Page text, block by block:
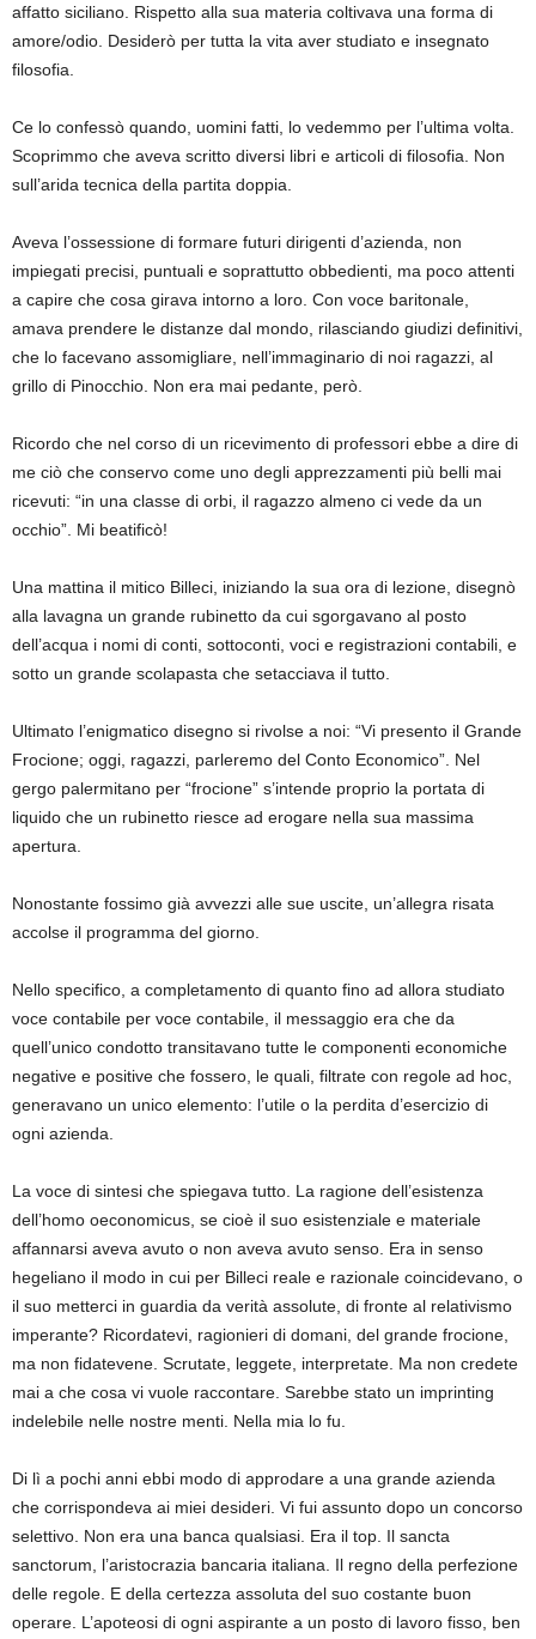
affatto siciliano. Rispetto alla sua materia coltivava una forma di
amore/odio. Desiderò per tutta la vita aver studiato e insegnato
filosofia.
Ce lo confessò quando, uomini fatti, lo vedemmo per l’ultima volta.
Scoprimmo che aveva scritto diversi libri e articoli di filosofia. Non
sull’arida tecnica della partita doppia.
Aveva l’ossessione di formare futuri dirigenti d’azienda, non
impiegati precisi, puntuali e soprattutto obbedienti, ma poco attenti
a capire che cosa girava intorno a loro. Con voce baritonale,
amava prendere le distanze dal mondo, rilasciando giudizi definitivi,
che lo facevano assomigliare, nell’immaginario di noi ragazzi, al
grillo di Pinocchio. Non era mai pedante, però.
Ricordo che nel corso di un ricevimento di professori ebbe a dire di
me ciò che conservo come uno degli apprezzamenti più belli mai
ricevuti: “in una classe di orbi, il ragazzo almeno ci vede da un
occhio”. Mi beatificò!
Una mattina il mitico Billeci, iniziando la sua ora di lezione, disegnò
alla lavagna un grande rubinetto da cui sgorgavano al posto
dell’acqua i nomi di conti, sottoconti, voci e registrazioni contabili, e
sotto un grande scolapasta che setacciava il tutto.
Ultimato l’enigmatico disegno si rivolse a noi: “Vi presento il Grande
Frocione; oggi, ragazzi, parleremo del Conto Economico”. Nel
gergo palermitano per “frocione” s’intende proprio la portata di
liquido che un rubinetto riesce ad erogare nella sua massima
apertura.
Nonostante fossimo già avvezzi alle sue uscite, un’allegra risata
accolse il programma del giorno.
Nello specifico, a completamento di quanto fino ad allora studiato
voce contabile per voce contabile, il messaggio era che da
quell’unico condotto transitavano tutte le componenti economiche
negative e positive che fossero, le quali, filtrate con regole ad hoc,
generavano un unico elemento: l’utile o la perdita d’esercizio di
ogni azienda.
La voce di sintesi che spiegava tutto. La ragione dell’esistenza
dell’homo oeconomicus, se cioè il suo esistenziale e materiale
affannarsi aveva avuto o non aveva avuto senso. Era in senso
hegeliano il modo in cui per Billeci reale e razionale coincidevano, o
il suo metterci in guardia da verità assolute, di fronte al relativismo
imperante? Ricordatevi, ragionieri di domani, del grande frocione,
ma non fidatevene. Scrutate, leggete, interpretate. Ma non credete
mai a che cosa vi vuole raccontare. Sarebbe stato un imprinting
indelebile nelle nostre menti. Nella mia lo fu.
Di lì a pochi anni ebbi modo di approdare a una grande azienda
che corrispondeva ai miei desideri. Vi fui assunto dopo un concorso
selettivo. Non era una banca qualsiasi. Era il top. Il sancta
sanctorum, l’aristocrazia bancaria italiana. Il regno della perfezione
delle regole. E della certezza assoluta del suo costante buon
operare. L’apoteosi di ogni aspirante a un posto di lavoro fisso, ben